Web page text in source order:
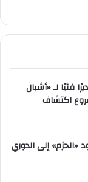
فنيًا لـ «أشبال
اكتشاف
إلى الدوري